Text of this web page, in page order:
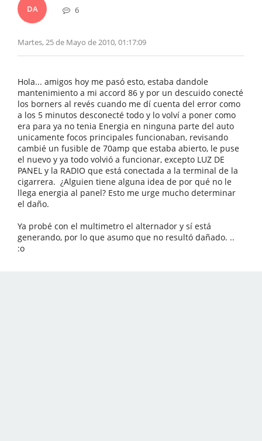
DA 6
Martes, 25 de Mayo de 2010, 01:17:09
Hola... amigos hoy me pasó esto, estaba dandole
mantenimiento a mi accord 86 y por un descuido conecté
los borners al revés cuando me dí cuenta del error como
a los 5 minutos desconecté todo y lo volví a poner como
era para ya no tenia Energia en ninguna parte del auto
unicamente focos principales funcionaban, revisando
cambié un fusible de 70amp que estaba abierto, le puse
el nuevo y ya todo volvió a funcionar, excepto LUZ DE
PANEL y la RADIO que está conectada a la terminal de la
cigarrera. ¿Alguien tiene alguna idea de por qué no le
llega energia al panel? Esto me urge mucho determinar
el daño.
Ya probé con el multimetro el alternador y sí está
generando, por lo que asumo que no resultó dañado. ..
:o